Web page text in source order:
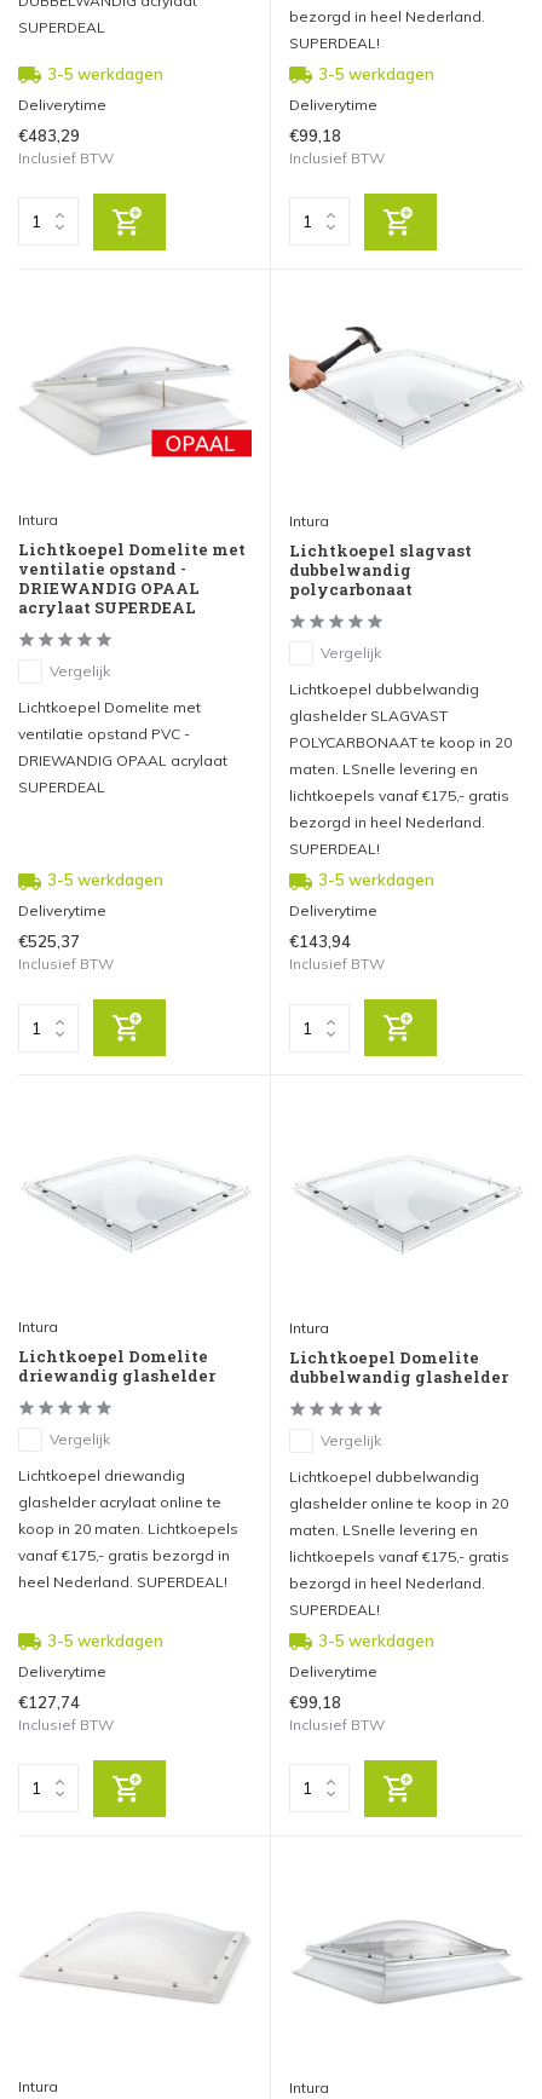
SUPERDEAL
3-5 werkdagen
Deliverytime
€483,29
Inclusief BTW
bezorgd in heel Nederland.
SUPERDEAL!
3-5 werkdagen
Deliverytime
€99,18
Inclusief BTW
Intura
Lichtkoepel Domelite met
ventilatie opstand -
DRIEWANDIG OPAAL
acrylaat SUPERDEAL
Vergelijk
Lichtkoepel Domelite met
ventilatie opstand PVC -
DRIEWANDIG OPAAL acrylaat
SUPERDEAL
3-5 werkdagen
Deliverytime
€525,37
Inclusief BTW
Intura
Lichtkoepel slagvast
dubbelwandig
polycarbonaat
Vergelijk
Lichtkoepel dubbelwandig
glashelder SLAGVAST
POLYCARBONAAT te koop in 20
maten. LSnelle levering en
lichtkoepels vanaf €175,- gratis
bezorgd in heel Nederland.
SUPERDEAL!
3-5 werkdagen
Deliverytime
€143,94
Inclusief BTW
Intura
Lichtkoepel Domelite
driewandig glashelder
Vergelijk
Lichtkoepel driewandig
glashelder acrylaat online te
koop in 20 maten. Lichtkoepels
vanaf €175,- gratis bezorgd in
heel Nederland. SUPERDEAL!
3-5 werkdagen
Deliverytime
€127,74
Inclusief BTW
Intura
Lichtkoepel Domelite
dubbelwandig glashelder
Vergelijk
Lichtkoepel dubbelwandig
glashelder online te koop in 20
maten. LSnelle levering en
lichtkoepels vanaf €175,- gratis
bezorgd in heel Nederland.
SUPERDEAL!
3-5 werkdagen
Deliverytime
€99,18
Inclusief BTW
Intura Intura